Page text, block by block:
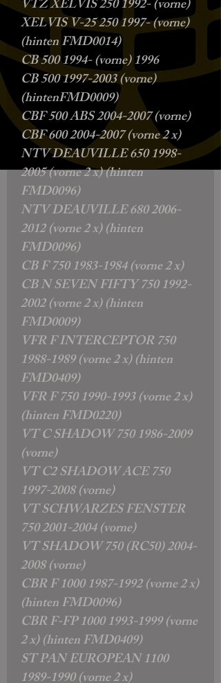
VTZ XELVIS 250 1992- (vorne)
XELVIS V-25 250 1997- (vorne)
(hinten FMD0014)
CB 500 1994- (vorne) 1996
CB 500 1997-2003 (vorne)
(hintenFMD0009)
CBF 500 ABS 2004-2007 (vorne)
CBF 600 2004-2007 (vorne 2 x)
NTV DEAUVILLE 650 1998-
2005 (vorne 2 x) (hinten
FMD0096)
NTV DEAUVILLE 680 2006-
2012 (vorne 2 x) (hinten
FMD0096)
CB F 750 1983-1984 (vorne 2 x)
CB N SEVEN FIFTY 750 1992-
2002 (vorne 2 x) (hinten
FMD0009)
VFR F INTERCEPTOR 750
1988-1989 (vorne 2 x) (hinten
FMD0409)
VFR F 750 1990-1993 (vorne 2 x)
(hinten FMD0220)
VT C SHADOW 750 1986-2009
(vorne)
VT C2 SHADOW ACE 750
1997-2008 (vorne)
VT SCHWARZES FENSTER
750 2001-2004 (vorne)
VT SHADOW 750 (RC50) 2004-
2008 (vorne)
CBR F 1000 1987-1992 (vorne 2 x)
(hinten FMD0096)
CBR F-FP 1000 1993-1999 (vorne
2 x) (hinten FMD0409)
ST PAN EUROPEAN 1100